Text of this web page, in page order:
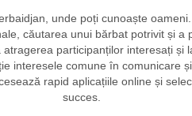
unde poți cunoaște
căutarea unui bărbat potrivit și a
participanților interesați și
interesele comune în comunicare
rapid aplicațiile online și
succes.